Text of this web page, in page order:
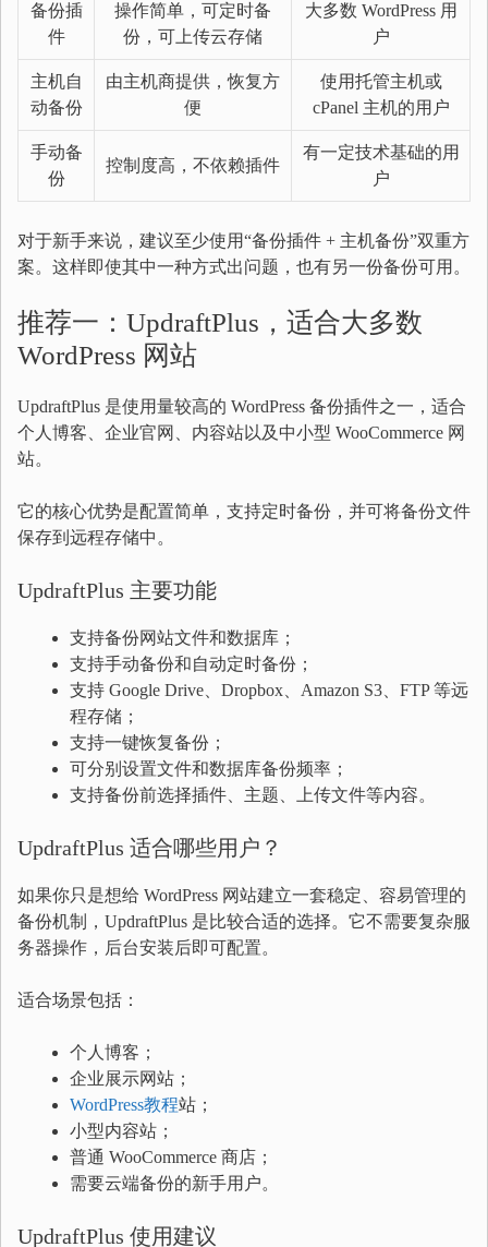
备份插
件
操作简单，可定时备
份，可上传云存储
大多数 WordPress 用
户
主机自
动备份
由主机商提供，恢复方
便
使用托管主机或
cPanel 主机的用户
手动备
份
控制度高，不依赖插件
有一定技术基础的用
户
对于新手来说，建议至少使用“备份插件 + 主机备份”双重方
案。这样即使其中一种方式出问题，也有另一份备份可用。
推荐一：UpdraftPlus，适合大多数
WordPress 网站
UpdraftPlus 是使用量较高的 WordPress 备份插件之一，适合
个人博客、企业官网、内容站以及中小型 WooCommerce 网
站。
它的核心优势是配置简单，支持定时备份，并可将备份文件
保存到远程存储中。
UpdraftPlus 主要功能
支持备份网站文件和数据库；
支持手动备份和自动定时备份；
支持 Google Drive、Dropbox、Amazon S3、FTP 等远
程存储；
支持一键恢复备份；
可分别设置文件和数据库备份频率；
支持备份前选择插件、主题、上传文件等内容。
UpdraftPlus 适合哪些用户？
如果你只是想给 WordPress 网站建立一套稳定、容易管理的
备份机制，UpdraftPlus 是比较合适的选择。它不需要复杂服
务器操作，后台安装后即可配置。
适合场景包括：
个人博客；
企业展示网站；
WordPress教程站；
小型内容站；
普通 WooCommerce 商店；
需要云端备份的新手用户。
UpdraftPlus 使用建议